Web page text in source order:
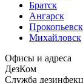
Братск
Ангарск
Прокопьевск
Михайловск
Офисы и адреса
ДезКом
Служба